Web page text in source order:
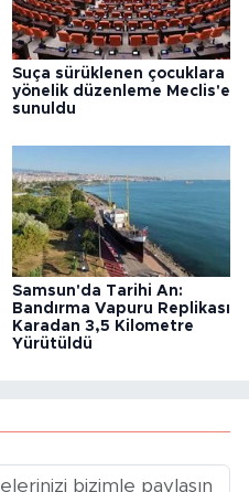
Suça sürüklenen çocuklara
yönelik düzenleme Meclis'e
sunuldu
Samsun'da Tarihi An:
Bandırma Vapuru Replikası
Karadan 3,5 Kilometre
Yürütüldü